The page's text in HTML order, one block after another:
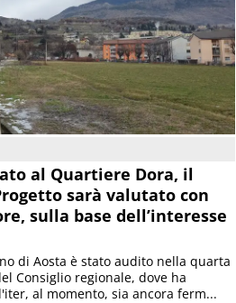
al Quartiere Dora, il
sarà valutato con
sulla base dell’interesse
di Aosta è stato audito nella quarta
Consiglio regionale, dove ha
al momento, sia ancora ferm...